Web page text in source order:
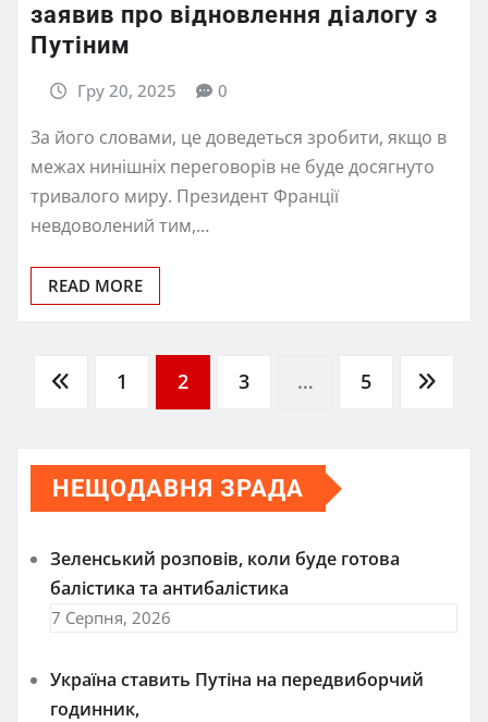
заявив про відновлення діалогу з
Путіним
Гру 20, 2025 0
За його словами, це доведеться зробити, якщо в
межах нинішніх переговорів не буде досягнуто
тривалого миру. Президент Франції
невдоволений тим,…
READ MORE
Пагінація
записів
1 2 3 … 5
НЕЩОДАВНЯ ЗРАДА
Зеленський розповів, коли буде готова
балістика та антибалістика
7 Серпня, 2026
Україна ставить Путіна на передвиборчий
годинник,